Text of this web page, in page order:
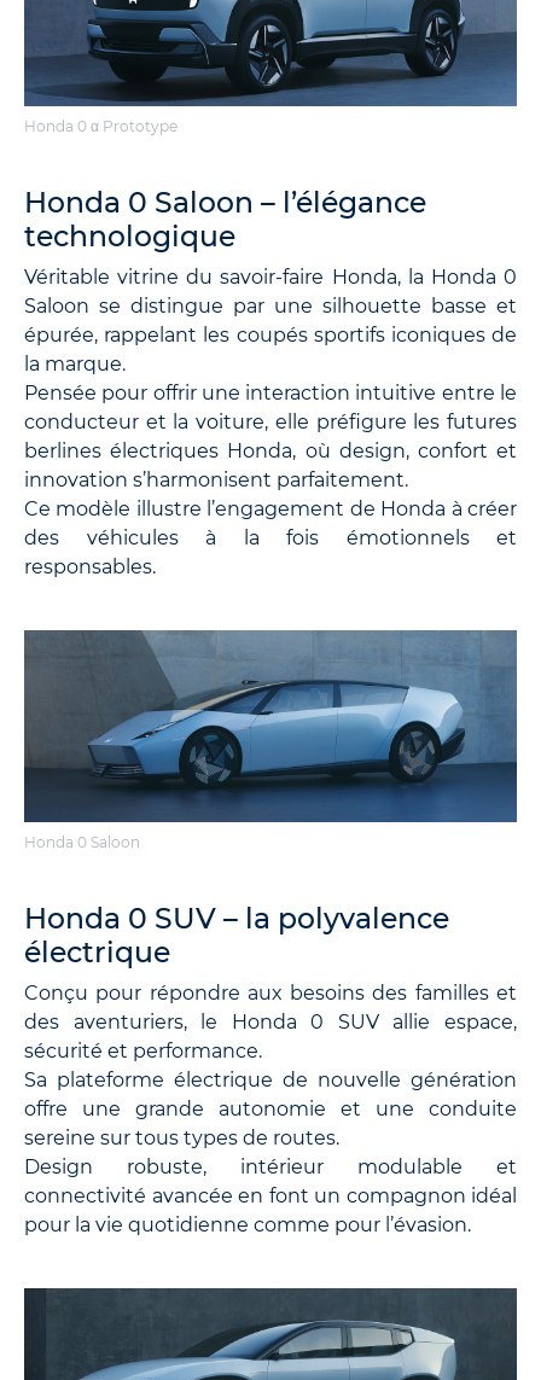
Honda 0 α Prototype
Honda 0 Saloon – l’élégance
technologique
Véritable vitrine du savoir-faire Honda, la Honda 0
Saloon se distingue par une silhouette basse et
épurée, rappelant les coupés sportifs iconiques de
la marque.
Pensée pour offrir une interaction intuitive entre le
conducteur et la voiture, elle préfigure les futures
berlines électriques Honda, où design, confort et
innovation s’harmonisent parfaitement.
Ce modèle illustre l’engagement de Honda à créer
des véhicules à la fois émotionnels et
responsables.
Honda 0 Saloon
Honda 0 SUV – la polyvalence
électrique
Conçu pour répondre aux besoins des familles et
des aventuriers, le Honda 0 SUV allie espace,
sécurité et performance.
Sa plateforme électrique de nouvelle génération
offre une grande autonomie et une conduite
sereine sur tous types de routes.
Design robuste, intérieur modulable et
connectivité avancée en font un compagnon idéal
pour la vie quotidienne comme pour l’évasion.